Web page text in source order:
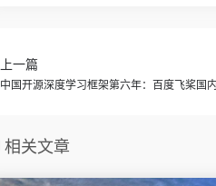
上一篇
中国开源深度学习框架第六年：百度飞桨国
相关文章